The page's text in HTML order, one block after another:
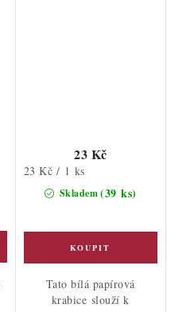
Skladem(39 ks)
23 Kč
Měrná
cena:
23 Kč / 1 ks
Tato bílá papírová
krabice slouží k